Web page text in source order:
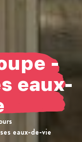
-
eaux-
eaux-de-vie